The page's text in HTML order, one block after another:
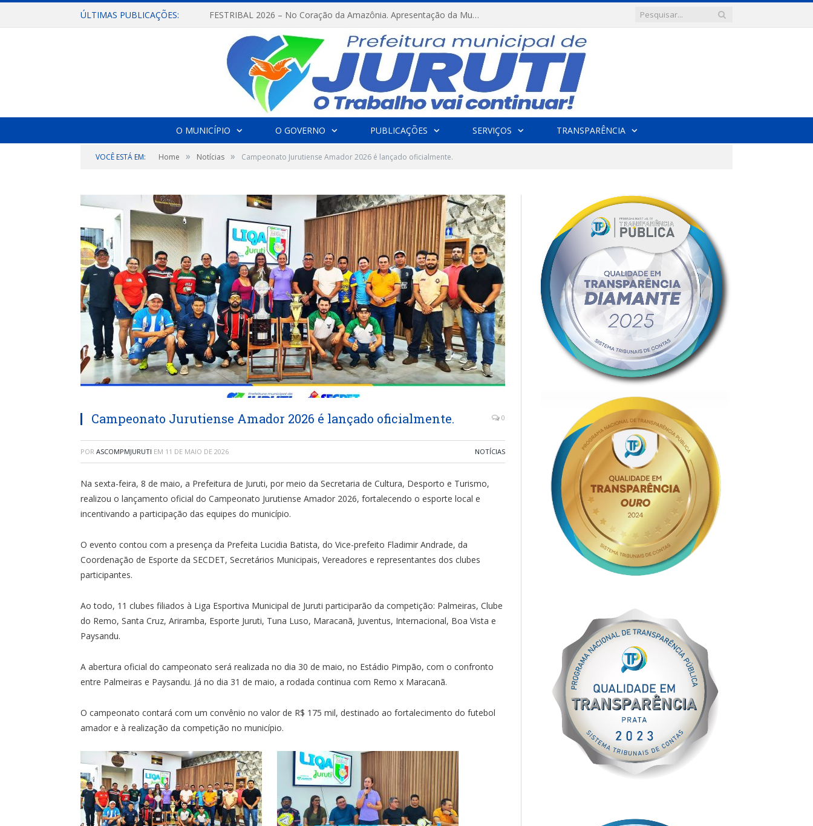
ÚLTIMAS PUBLICAÇÕES: FESTRIBAL 2026 – No Coração da Amazônia. Apresentação da Munduruku.
O MUNICÍPIO O GOVERNO PUBLICAÇÕES SERVIÇOS TRANSPARÊNCIA
VOCÊ ESTÁ EM: Home » Notícias » Campeonato Jurutiense Amador 2026 é lançado oficialmente.
Campeonato Jurutiense Amador 2026 é lançado oficialmente. 0
POR ASCOMPMJURUTI EM 11 DE MAIO DE 2026 NOTÍCIAS
Na sexta-feira, 8 de maio, a Prefeitura de Juruti, por meio da Secretaria de Cultura, Desporto e Turismo,
realizou o lançamento oficial do Campeonato Jurutiense Amador 2026, fortalecendo o esporte local e
incentivando a participação das equipes do município.
O evento contou com a presença da Prefeita Lucidia Batista, do Vice-prefeito Fladimir Andrade, da
Coordenação de Esporte da SECDET, Secretários Municipais, Vereadores e representantes dos clubes
participantes.
Ao todo, 11 clubes filiados à Liga Esportiva Municipal de Juruti participarão da competição: Palmeiras, Clube
do Remo, Santa Cruz, Ariramba, Esporte Juruti, Tuna Luso, Maracanã, Juventus, Internacional, Boa Vista e
Paysandu.
A abertura oficial do campeonato será realizada no dia 30 de maio, no Estádio Pimpão, com o confronto
entre Palmeiras e Paysandu. Já no dia 31 de maio, a rodada continua com Remo x Maracanã.
O campeonato contará com um convênio no valor de R$ 175 mil, destinado ao fortalecimento do futebol
amador e à realização da competição no município.